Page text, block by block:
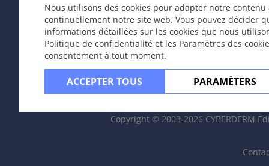
Commentaire / Explication
Nosologic entity, like venous ulcer.
Aphthae on mucous membranes (mm or cm).
Dermatoses typiques
Ulcus cruris, peripheral occlusive disease, burn,
Nous utilisons des cookies pour adapter notre
continuellement notre site web. Vous pouvez décider
informations détaillées sur les cookies que nous
Politique de confidentialité et les Paramètres des
consentement à tout moment.
ACCEPTER TOUS PARAMÈTERS
Copyright © 2003-2026 CYBERDERM